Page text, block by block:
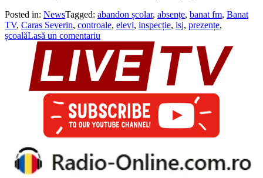
Posted in: NewsTagged: abandon școlar, absențe, banat fm, Banat
TV, Caras Severin, controale, elevi, inspecție, isj, prezențe,
școalăLasă un comentariu